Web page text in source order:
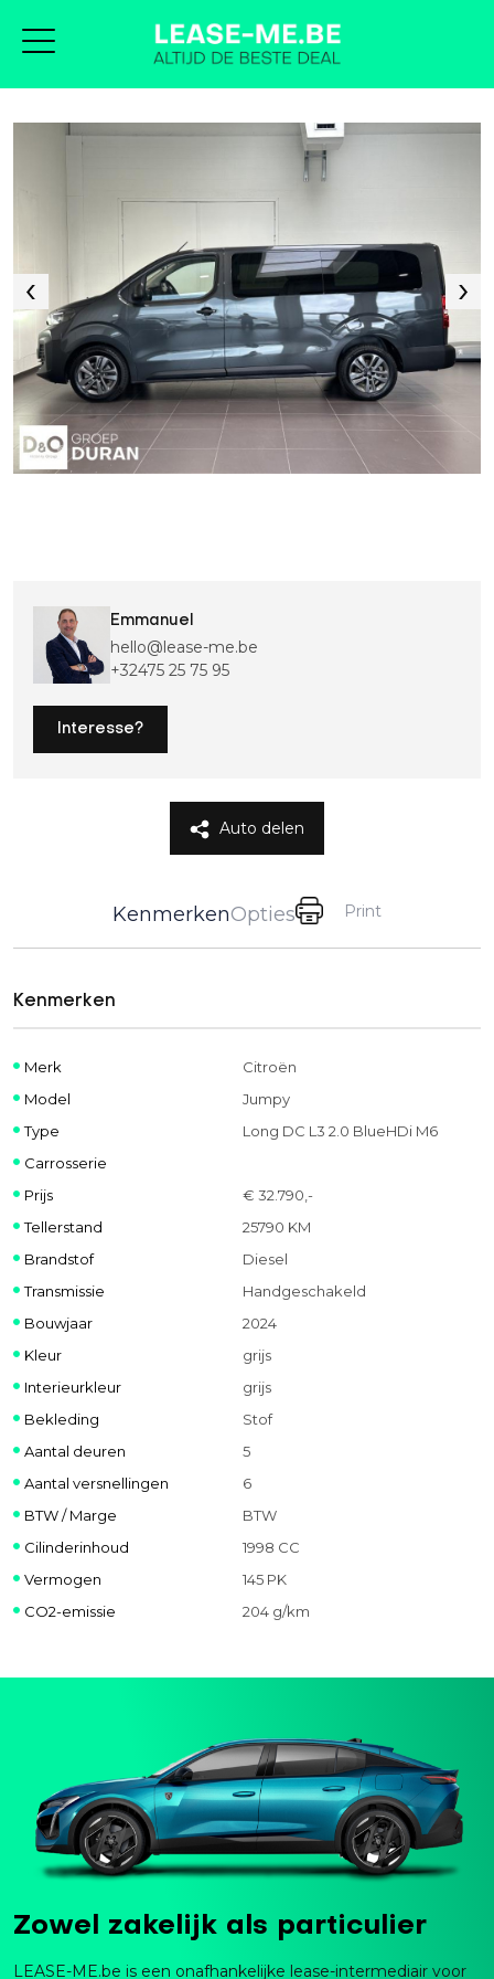
Emmanuel
hello@lease-me.be
+32475 25 75 95
Interesse?
Auto delen
KenmerkenOpties Print
Kenmerken
Merk
Citroën
Model
Jumpy
Type
Long DC L3 2.0 BlueHDi M6
Carrosserie
Prijs
€ 32.790,-
Tellerstand
25790 KM
Brandstof
Diesel
Transmissie
Handgeschakeld
Bouwjaar
2024
Kleur
grijs
Interieurkleur
grijs
Bekleding
Stof
Aantal deuren
5
Aantal versnellingen
6
BTW / Marge
BTW
Cilinderinhoud
1998 CC
Vermogen
145 PK
CO2-emissie
204 g/km
Zowel zakelijk als particulier
LEASE-ME.be is een onafhankelijke lease-intermediair voor